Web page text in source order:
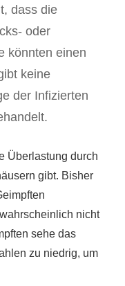
dass die
oder
könnten einen
keine
der Infizierten
Überlastung durch
gibt. Bisher
nicht
sehe das
zu niedrig, um